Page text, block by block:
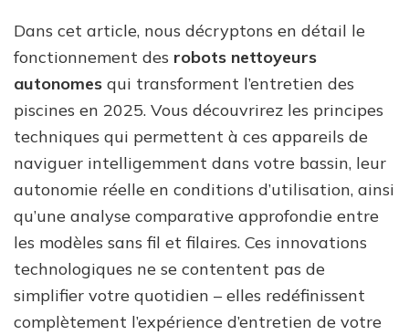
Dans cet article, nous décryptons en détail le
fonctionnement des robots nettoyeurs
autonomes qui transforment l’entretien des
piscines en 2025. Vous découvrirez les principes
techniques qui permettent à ces appareils de
naviguer intelligemment dans votre bassin, leur
autonomie réelle en conditions d’utilisation, ainsi
qu’une analyse comparative approfondie entre
les modèles sans fil et filaires. Ces innovations
technologiques ne se contentent pas de
simplifier votre quotidien – elles redéfinissent
complètement l’expérience d’entretien de votre